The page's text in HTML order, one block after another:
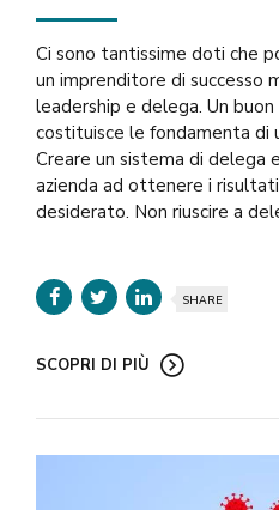
Ci sono tantissime doti che
un imprenditore di successo
leadership e delega. Un
costituisce le fondamenta di
Creare un sistema di delega
azienda ad ottenere i
desiderato. Non riuscire a
SHARE
SCOPRI DI PIÙ